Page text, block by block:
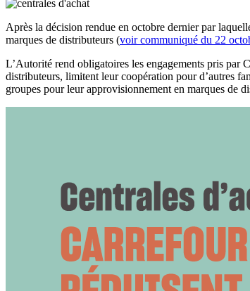
Après la décision rendue en octobre dernier par
marques de distributeurs (voir communiqué du 22
L’Autorité rend obligatoires les engagements pris par
distributeurs, limitent leur coopération pour d’autres
groupes pour leur approvisionnement en marques de